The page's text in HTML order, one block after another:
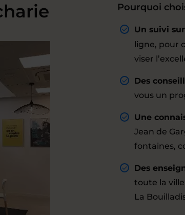
Pourquoi
Un suivi
ligne, pour
viser
Des
vous un
Une
Jean de
fontaines,
Des
toute la
La